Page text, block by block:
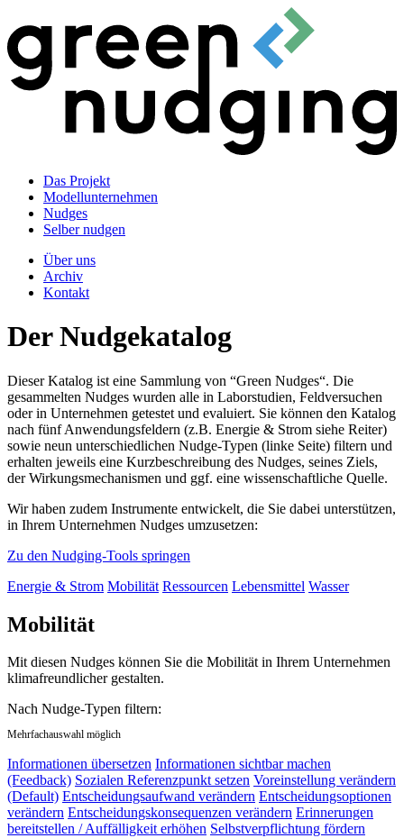
Das Projekt
Modellunternehmen
Nudges
Selber nudgen
Über uns
Archiv
Kontakt
Der Nudgekatalog
Dieser Katalog ist eine Sammlung von “Green Nudges“. Die
gesammelten Nudges wurden alle in Laborstudien, Feldversuchen
oder in Unternehmen getestet und evaluiert. Sie können den Katalog
nach fünf Anwendungsfeldern (z.B. Energie & Strom siehe Reiter)
sowie neun unterschiedlichen Nudge-Typen (linke Seite) filtern und
erhalten jeweils eine Kurzbeschreibung des Nudges, seines Ziels,
der Wirkungsmechanismen und ggf. eine wissenschaftliche Quelle.
Wir haben zudem Instrumente entwickelt, die Sie dabei unterstützen,
in Ihrem Unternehmen Nudges umzusetzen:
Zu den Nudging-Tools springen
Energie & Strom Mobilität Ressourcen Lebensmittel Wasser
Mobilität
Mit diesen Nudges können Sie die Mobilität in Ihrem Unternehmen
klimafreundlicher gestalten.
Nach Nudge-Typen filtern:
Mehrfachauswahl möglich
Informationen übersetzen Informationen sichtbar machen
(Feedback) Sozialen Referenzpunkt setzen Voreinstellung verändern
(Default) Entscheidungsaufwand verändern Entscheidungsoptionen
verändern Entscheidungskonsequenzen verändern Erinnerungen
bereitstellen / Auffälligkeit erhöhen Selbstverpflichtung fördern